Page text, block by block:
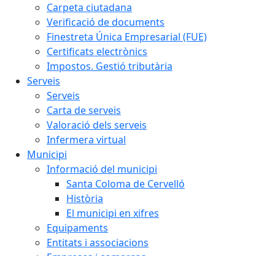
Carpeta ciutadana
Verificació de documents
Finestreta Única Empresarial (FUE)
Certificats electrònics
Impostos. Gestió tributària
Serveis
Serveis
Carta de serveis
Valoració dels serveis
Infermera virtual
Municipi
Informació del municipi
Santa Coloma de Cervelló
Història
El municipi en xifres
Equipaments
Entitats i associacions